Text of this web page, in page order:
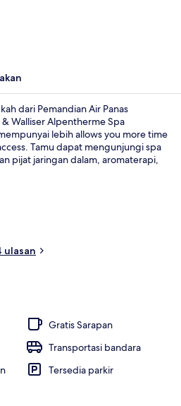
dari Pemandian Air Panas
Walliser Alpentherme Spa
lebih allows you more time
Tamu dapat mengunjungi spa
pijat jaringan dalam, aromaterapi,
dan pusat kebugaran. Pemain ski
dan penyimpanan alat ski ski.
ulasan
Gratis Sarapan
Transportasi bandara
Tersedia parkir